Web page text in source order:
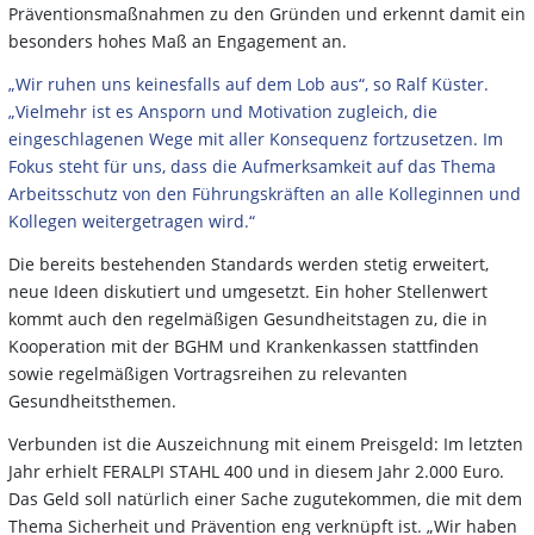
Präventionsmaßnahmen zu den Gründen und erkennt damit ein
besonders hohes Maß an Engagement an.
„Wir ruhen uns keinesfalls auf dem Lob aus“, so Ralf Küster.
„Vielmehr ist es Ansporn und Motivation zugleich, die
eingeschlagenen Wege mit aller Konsequenz fortzusetzen. Im
Fokus steht für uns, dass die Aufmerksamkeit auf das Thema
Arbeitsschutz von den Führungskräften an alle Kolleginnen und
Kollegen weitergetragen wird.“
Die bereits bestehenden Standards werden stetig erweitert,
neue Ideen diskutiert und umgesetzt. Ein hoher Stellenwert
kommt auch den regelmäßigen Gesundheitstagen zu, die in
Kooperation mit der BGHM und Krankenkassen stattfinden
sowie regelmäßigen Vortragsreihen zu relevanten
Gesundheitsthemen.
Verbunden ist die Auszeichnung mit einem Preisgeld: Im letzten
Jahr erhielt FERALPI STAHL 400 und in diesem Jahr 2.000 Euro.
Das Geld soll natürlich einer Sache zugutekommen, die mit dem
Thema Sicherheit und Prävention eng verknüpft ist. „Wir haben